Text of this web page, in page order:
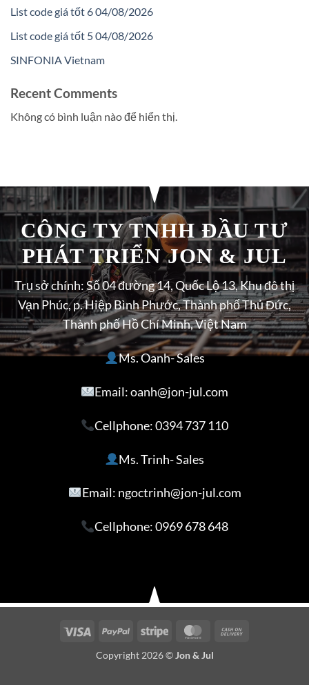
List code giá tốt 6 04/08/2026
List code giá tốt 5 04/08/2026
SINFONIA Vietnam
Recent Comments
Không có bình luận nào để hiển thị.
CÔNG TY TNHH ĐẦU TƯ
PHÁT TRIỂN JON & JUL
Trụ sở chính: Số 04 đường 14, Quốc Lộ 13, Khu đô thị
Vạn Phúc, p. Hiệp Bình Phước, Thành phố Thủ Đức,
Thành phố Hồ Chí Minh, Việt Nam
Ms. Oanh- Sales
Email: oanh@jon-jul.com
Cellphone:0394 737 110
Ms. Trinh- Sales
Email: ngoctrinh@jon-jul.com
Cellphone:0969 678 648
Visa PayPal Stripe MasterCard
Copyright 2026 © Jon & Jul